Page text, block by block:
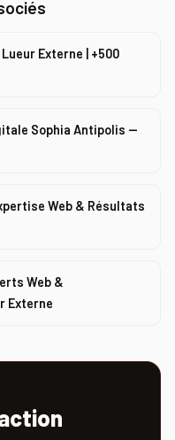
Externe | +500
Sophia Antipolis —
Web & Résultats
Web &
Externe